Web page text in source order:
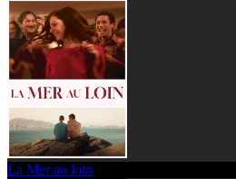
La Mer au loin